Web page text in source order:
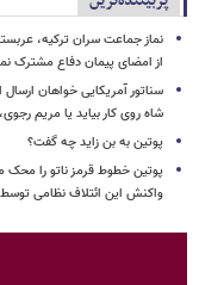
نماز جماعت سران ترکیه،
از امضای پیمان دفاع مشترک
سناتور آمریکایی خواهان
شاه روی کار بیاید یا مریم
پوتین به بن زاید چه گفت؟
پوتین خطوط قرمز ناتو را محک
واکنش این ائتلاف نظامی